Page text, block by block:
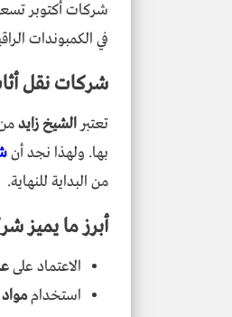
شركات أكتوبر
في الكمبوندات
شركات نقل
تعتبر الشيخ زايد
بها. ولهذا نجد أن
من البداية للنهاية.
أبرز ما يميز
الاعتماد على
استخدام